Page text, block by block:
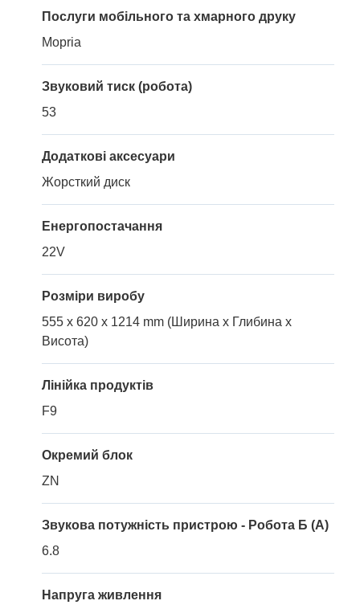
Послуги мобільного та хмарного друку
Mopria
Звуковий тиск (робота)
53
Додаткові аксесуари
Жорсткий диск
Енергопостачання
22V
Розміри виробу
555 x 620 x 1214 mm (Ширина x Глибина x
Висота)
Лінійка продуктів
F9
Окремий блок
ZN
Звукова потужність пристрою - Робота Б (A)
6.8
Напруга живлення